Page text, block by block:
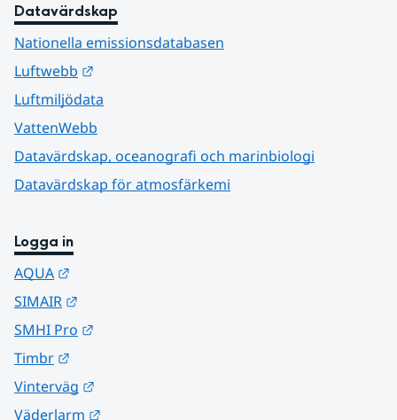
Datavärdskap
Nationella emissionsdatabasen
Luftwebb
Luftmiljödata
VattenWebb
Datavärdskap, oceanografi och marinbiologi
Datavärdskap för atmosfärkemi
Logga in
AQUA
SIMAIR
SMHI Pro
Timbr
Vinterväg
Väderlarm